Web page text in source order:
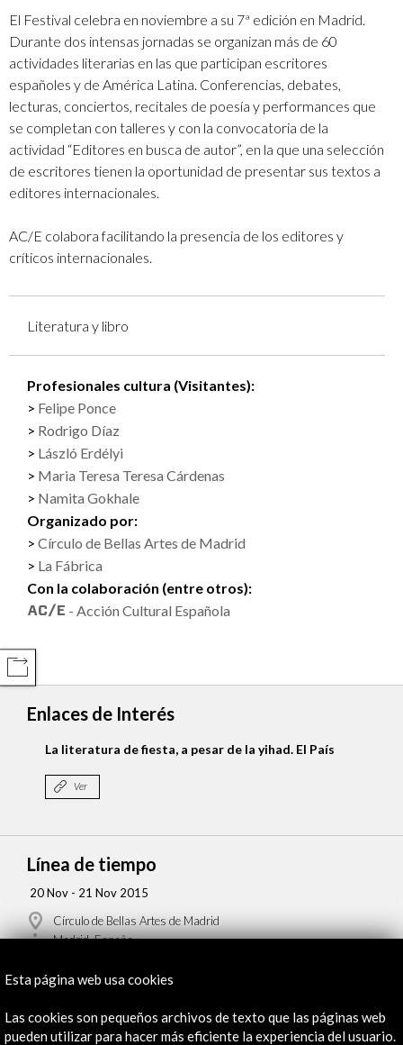
El Festival celebra en noviembre a su 7ª edición en Madrid.
Durante dos intensas jornadas se organizan más de 60
actividades literarias en las que participan escritores
españoles y de América Latina. Conferencias, debates,
lecturas, conciertos, recitales de poesía y performances que
se completan con talleres y con la convocatoria de la
actividad “Editores en busca de autor”, en la que una selección
de escritores tienen la oportunidad de presentar sus textos a
editores internacionales.
AC/E colabora facilitando la presencia de los editores y
críticos internacionales.
Literatura y libro
Profesionales cultura (Visitantes):
Felipe Ponce
Rodrigo Díaz
László Erdélyi
Maria Teresa Teresa Cárdenas
Namita Gokhale
Organizado por:
Círculo de Bellas Artes de Madrid
La Fábrica
Con la colaboración (entre otros):
- Acción Cultural Española
Enlaces de Interés
La literatura de fiesta, a pesar de la yihad. El País
Ver
Línea de tiempo
20 Nov - 21 Nov 2015
Círculo de Bellas Artes de Madrid
Madrid, España
Esta página web usa cookies
Las cookies son pequeños archivos de texto que las páginas web
pueden utilizar para hacer más eficiente la experiencia del usuario.